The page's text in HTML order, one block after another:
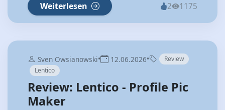
Weiterlesen 2 1175
Sven Owsianowski• 12.06.2026•
Review
Lentico
Review: Lentico - Profile Pic
Maker